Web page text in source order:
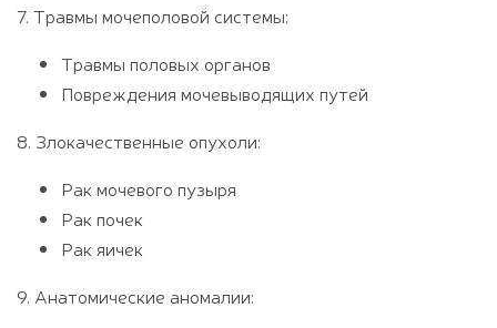
7. Травмы мочеполовой системы:
Травмы половых органов
Повреждения мочевыводящих путей
8. Злокачественные опухоли:
Рак мочевого пузыря
Рак почек
Рак яичек
9. Анатомические аномалии: